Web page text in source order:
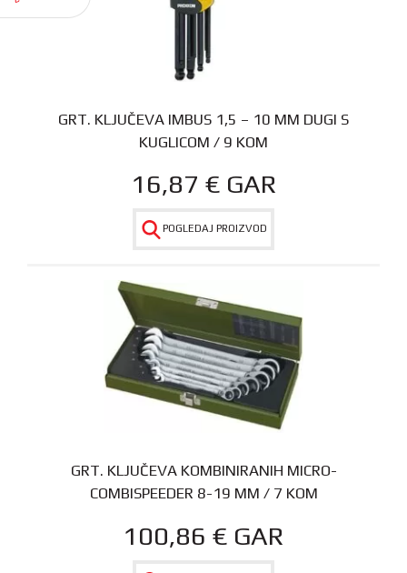
GRT. KLJUČEVA IMBUS 1,5 – 10 MM DUGI S
KUGLICOM / 9 KOM
16,87 € GAR
POGLEDAJ PROIZVOD
GRT. KLJUČEVA KOMBINIRANIH MICRO-
COMBISPEEDER 8-19 MM / 7 KOM
100,86 € GAR